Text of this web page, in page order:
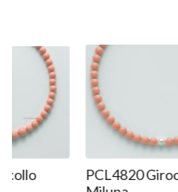
PCL4820 Girocollo